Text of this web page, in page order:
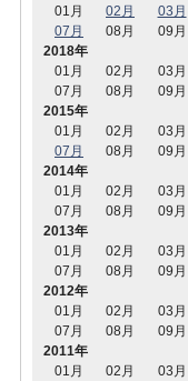
01月
02月 03月
07月
08月 09月
2018年
01月
02月 03月
07月
08月 09月
2015年
01月
02月 03月
07月
08月 09月
2014年
01月
02月 03月
07月
08月 09月
2013年
01月
02月 03月
07月
08月 09月
2012年
01月
02月 03月
07月
08月 09月
2011年
01月
02月 03月